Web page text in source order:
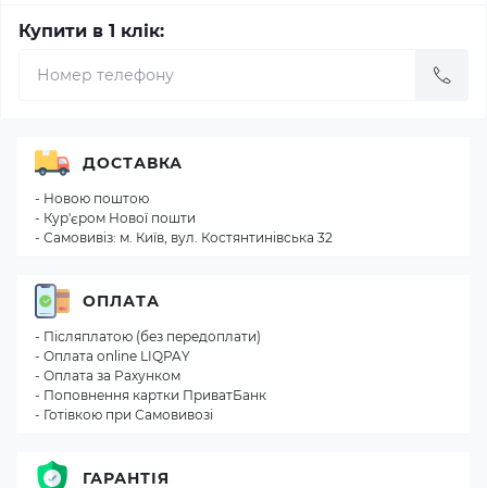
Купити в 1 клік:
ДОСТАВКА
- Новою поштою
- Кур'єром Нової пошти
- Самовивіз: м. Київ, вул. Костянтинівська 32
ОПЛАТА
- Післяплатою (без передоплати)
- Оплата online LIQPAY
- Оплата за Рахунком
- Поповнення картки ПриватБанк
- Готівкою при Самовивозі
ГАРАНТІЯ